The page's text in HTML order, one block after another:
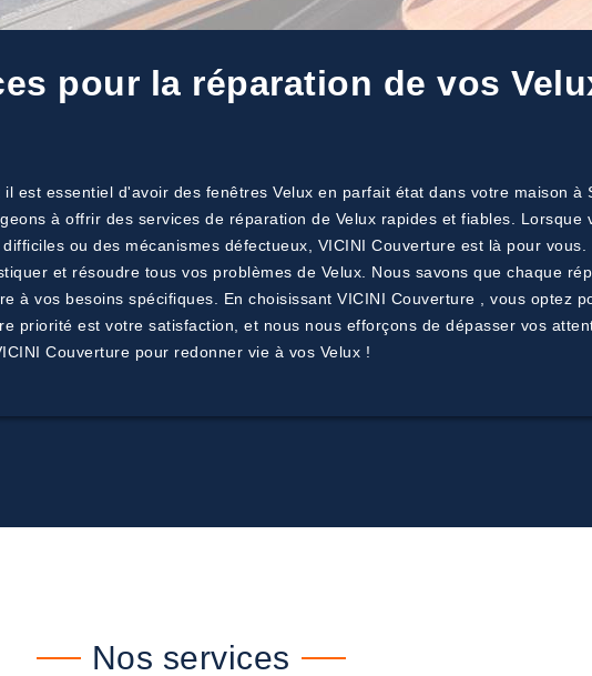
pour la réparation de vos
est essentiel d'avoir des fenêtres Velux en parfait état dans votre maison à
à offrir des services de réparation de Velux rapides et fiables. Lorsque
ou des mécanismes défectueux, VICINI Couverture est là pour
et résoudre tous vos problèmes de Velux. Nous savons que chaque
à vos besoins spécifiques. En choisissant VICINI Couverture , vous optez
priorité est votre satisfaction, et nous nous efforçons de dépasser vos
Couverture pour redonner vie à vos Velux !
Nos services